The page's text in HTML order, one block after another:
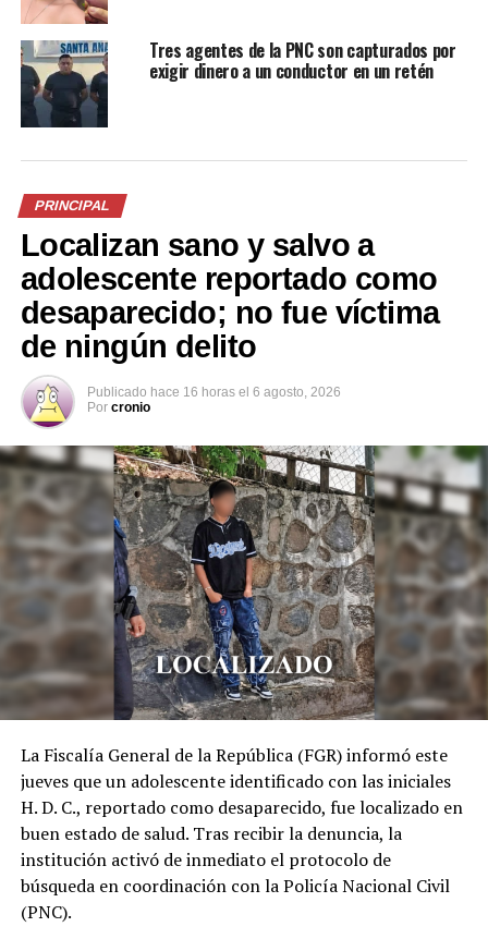
de pies y manos al intentar
robar en una ferretería del
Centro de San Salvador
6 octubre, 2021
En «Nacionales»
dejar rastro
13 mayo, 2025
En «Internacionales»
Vecinos de Colonia La
Rábida denuncian a
presunto ladrón que hurta
pertenencias de vehículos
estacionados en San
Salvador
11 julio, 2026
En «Nacionales»
RELATED TOPICS:
CENTRO DE SAN SALVADOR
DENUNCIA
LADRÓN PRINCIPAL1 SUJETO
UP NEXT
lunes sobre la carretera Panamericana, San Vicente
DON'T MISS
Fiscal general afirma que han liberado a 800 personas
por no tener vínculos con pandillas
Tres agentes de la PNC son capturados por
exigir dinero a un conductor en un retén
PRINCIPAL
Localizan sano y salvo a
adolescente reportado como
desaparecido; no fue víctima
de ningún delito
Publicado hace 16 horas el 6 agosto, 2026
Por cronio
La Fiscalía General de la República (FGR) informó este
jueves que un adolescente identificado con las iniciales
H. D. C., reportado como desaparecido, fue localizado en
buen estado de salud. Tras recibir la denuncia, la
institución activó de inmediato el protocolo de
búsqueda en coordinación con la Policía Nacional Civil
(PNC).